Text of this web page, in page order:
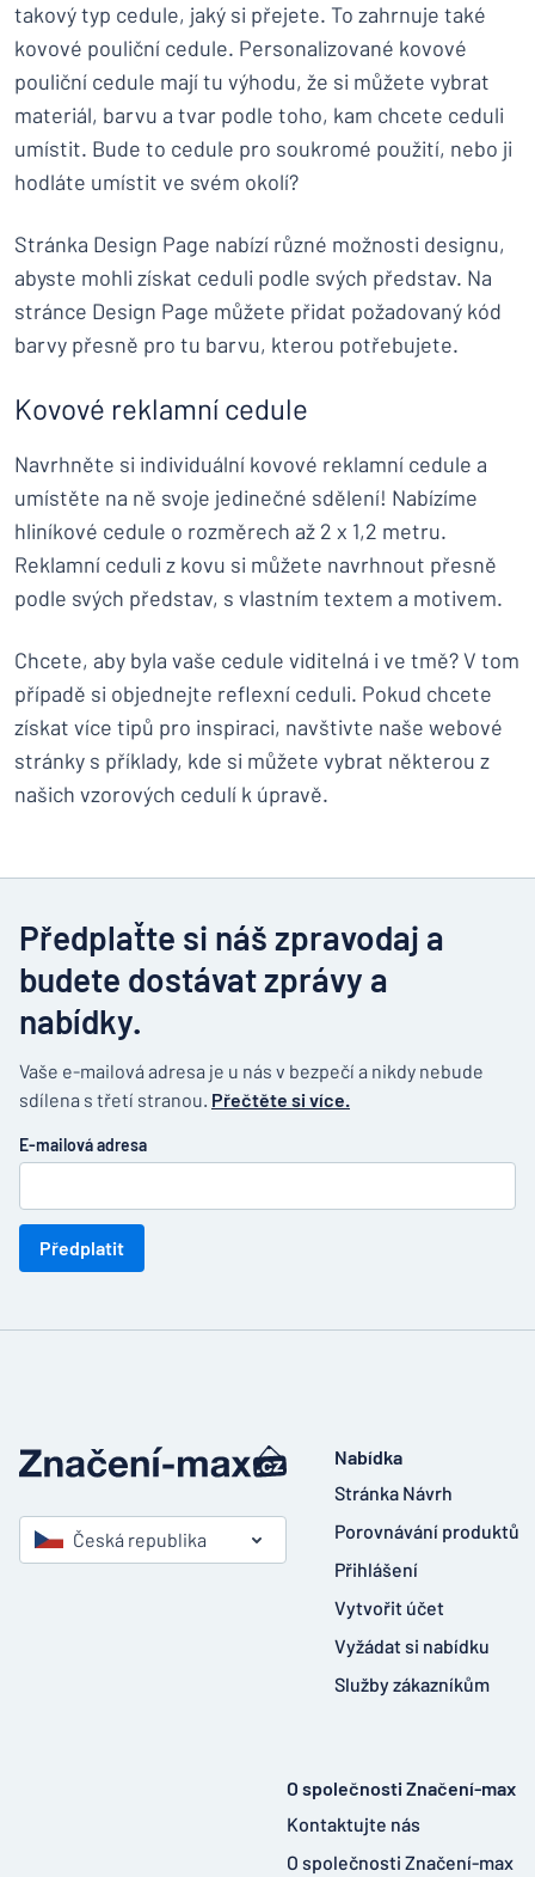
takový typ cedule, jaký si přejete. To zahrnuje také
kovové pouliční cedule. Personalizované kovové
pouliční cedule mají tu výhodu, že si můžete vybrat
materiál, barvu a tvar podle toho, kam chcete ceduli
umístit. Bude to cedule pro soukromé použití, nebo ji
hodláte umístit ve svém okolí?
Stránka Design Page nabízí různé možnosti designu,
abyste mohli získat ceduli podle svých představ. Na
stránce Design Page můžete přidat požadovaný kód
barvy přesně pro tu barvu, kterou potřebujete.
Kovové reklamní cedule
Navrhněte si individuální kovové reklamní cedule a
umístěte na ně svoje jedinečné sdělení! Nabízíme
hliníkové cedule o rozměrech až 2 x 1,2 metru.
Reklamní ceduli z kovu si můžete navrhnout přesně
podle svých představ, s vlastním textem a motivem.
Chcete, aby byla vaše cedule viditelná i ve tmě? V tom
případě si objednejte reflexní ceduli. Pokud chcete
získat více tipů pro inspiraci, navštivte naše webové
stránky s příklady, kde si můžete vybrat některou z
našich vzorových cedulí k úpravě.
Předplaťte si náš zpravodaj a
budete dostávat zprávy a
nabídky.
Vaše e-mailová adresa je u nás v bezpečí a nikdy nebude
sdílena s třetí stranou. Přečtěte si více.
E-mailová adresa
Předplatit
Česká republika
Nabídka
Stránka Návrh
Porovnávání produktů
Přihlášení
Vytvořit účet
Vyžádat si nabídku
Služby zákazníkům
O společnosti Značení-max
Kontaktujte nás
O společnosti Značení-max